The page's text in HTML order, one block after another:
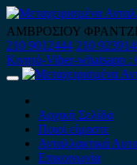
Skip
to
content
ΑΜΒΡΟΣΙΟΥ
210 9012444 210
Κινητό-Viber-whatsapp :
Primary
Αρχική Σελίδα
Ποιοί είμαστε
Ανταλλακτικά
Επικοινωνία